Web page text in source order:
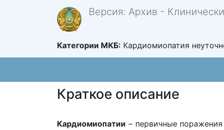
Версия: Архив -
Категории МКБ: Кардиомиопатия
Краткое описание
Кардиомиопатии – первичные